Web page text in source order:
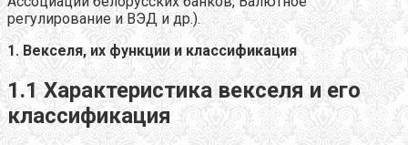
регулирование и ВЭД и др.).
1. Векселя, их функции и классификация
1.1 Характеристика векселя и его
классификация